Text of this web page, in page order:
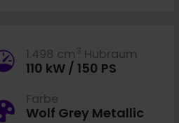
1.498 cm 3 Hubraum
110 kW / 150 PS
Farbe
Wolf Grey Metallic